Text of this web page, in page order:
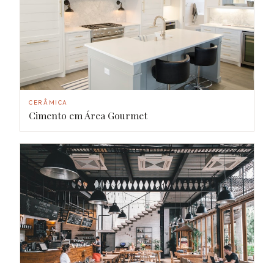
CERÂMICA
Cimento em Área Gourmet